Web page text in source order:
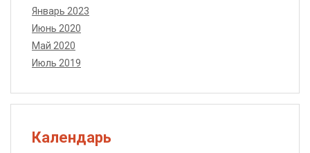
Январь 2023
Июнь 2020
Май 2020
Июль 2019
Календарь